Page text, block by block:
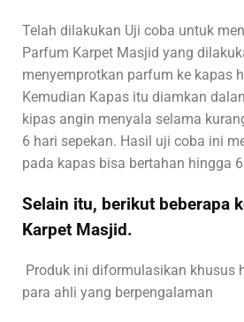
Telah dilakukan Uji coba untuk
Parfum Karpet Masjid yang
menyemprotkan parfum ke kapas
Kemudian Kapas itu diamkan
kipas angin menyala selama
6 hari sepekan. Hasil uji coba ini
pada kapas bisa bertahan hingga
Selain itu, berikut beberapa
Karpet Masjid.
Produk ini diformulasikan khusus
para ahli yang berpengalaman